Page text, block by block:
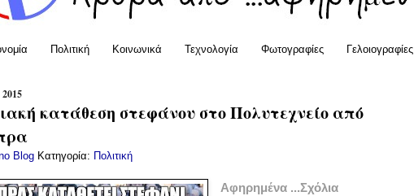
Πολιτική Κοινωνικά Τεχνολογία Φωτογραφίες Γελοιογραφίες
κατάθεση στεφάνου στο Πολυτεχνείο από
Blog Κατηγορία: Πολιτική
Αφηρημένα ...Σχόλια